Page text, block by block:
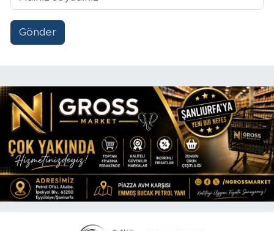
Gönder